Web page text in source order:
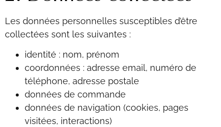
Les données personnelles susceptibles d’être
collectées sont les suivantes :
identité : nom, prénom
coordonnées : adresse email, numéro de
téléphone, adresse postale
données de commande
données de navigation (cookies, pages
visitées, interactions)